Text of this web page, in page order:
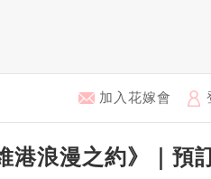
加入花嫁會
港浪漫之約》｜預